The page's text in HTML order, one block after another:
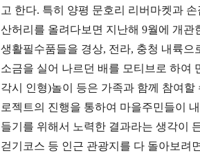
고 한다. 특히 양평 문호리 리버마켓과
산허리를 올려다보면 지난해 9월에 개관
생활필수품들을 경상, 전라, 충청 내륙
소금을 실어 나르던 배를 모티브로 하여
각시 인형)놀이 등은 가족과 함께 참여
로젝트의 진행을 통하여 마을주민들이
들기를 위해서 노력한 결과라는 생각이
걷기코스 등 인근 관광지를 다 돌아보려